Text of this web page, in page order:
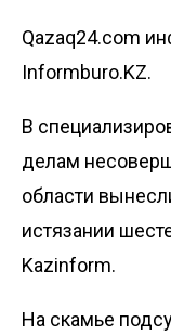
Qazaq24.com
Informburo.KZ.
В
делам
области
истязании
Kazinform.
На скамье